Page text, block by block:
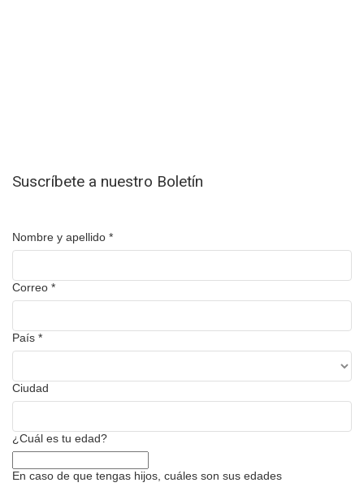
Suscríbete a nuestro Boletín
Nombre y apellido *
Correo *
País *
Ciudad
¿Cuál es tu edad?
En caso de que tengas hijos, cuáles son sus edades